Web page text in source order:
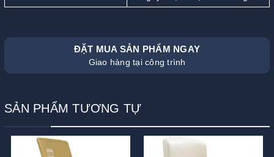
ĐẶT MUA SẢN PHẨM NGAY
Giao hàng tại công trình
SẢN PHẨM TƯƠNG TỰ